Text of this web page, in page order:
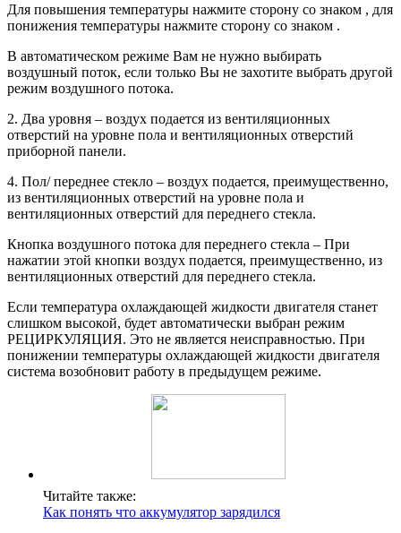
Для повышения температуры нажмите сторону со знаком , для
понижения температуры нажмите сторону со знаком .
В автоматическом режиме Вам не нужно выбирать
воздушный поток, если только Вы не захотите выбрать другой
режим воздушного потока.
2. Два уровня – воздух подается из вентиляционных
отверстий на уровне пола и вентиляционных отверстий
приборной панели.
4. Пол/ переднее стекло – воздух подается, преимущественно,
из вентиляционных отверстий на уровне пола и
вентиляционных отверстий для переднего стекла.
Кнопка воздушного потока для переднего стекла – При
нажатии этой кнопки воздух подается, преимущественно, из
вентиляционных отверстий для переднего стекла.
Если температура охлаждающей жидкости двигателя станет
слишком высокой, будет автоматически выбран режим
РЕЦИРКУЛЯЦИЯ. Это не является неисправностью. При
понижении температуры охлаждающей жидкости двигателя
система возобновит работу в предыдущем режиме.
Читайте также:
Как понять что аккумулятор зарядился